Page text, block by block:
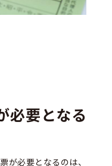
必要となる
が必要となるのは、